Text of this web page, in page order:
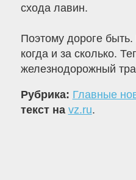
схода лавин.
Поэтому дороге
когда и за сколько.
железнодорожный
Рубрика: Главные
текст на vz.ru.